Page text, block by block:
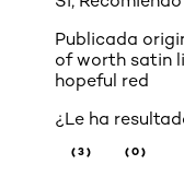
Publicada
of worth satin
hopeful red
¿Le ha
(3) (0)